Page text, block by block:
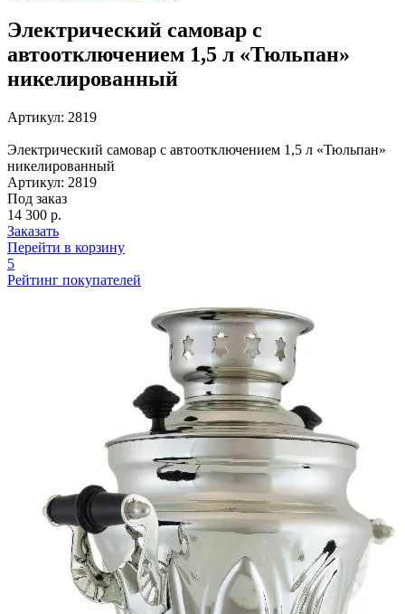
Электрический самовар с
автоотключением 1,5 л «Тюльпан»
никелированный
Артикул: 2819
Электрический самовар с автоотключением 1,5 л «Тюльпан»
никелированный
Артикул: 2819
Под заказ
14 300 р.
Заказать
Перейти в корзину
5
Рейтинг покупателей